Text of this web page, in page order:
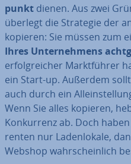
punkt dienen. Aus zwei
über­legt die Strategie der
kopieren: Sie müssen zum
Ihres Un­ter­neh­mens
er­folg­rei­cher Markt­füh­rer
ein Start-up. Außerdem
auch durch ein
Wenn Sie alles kopieren,
Kon­kur­renz ab. Doch
ren­ten nur La­den­lo­ka­le,
Webshop wahr­schein­lich